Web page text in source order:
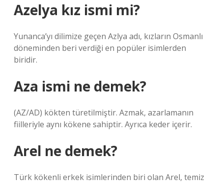
Azelya kız ismi mi?
Yunanca’yı dilimize geçen Azlya adı, kızların Osmanlı
döneminden beri verdiği en popüler isimlerden
biridir.
Aza ismi ne demek?
(AZ/AD) kökten türetilmiştir. Azmak, azarlamanın
fiilleriyle aynı kökene sahiptir. Ayrıca keder içerir.
Arel ne demek?
Türk kökenli erkek isimlerinden biri olan Arel, temiz